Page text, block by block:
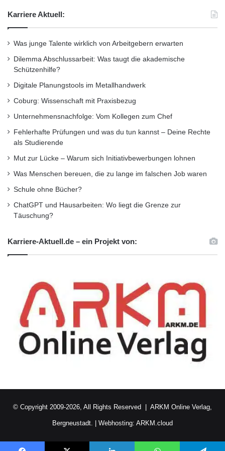
Deutschland. Doch ihr Ziel liegt in der Heimat.
„Ich will irgendwann einmal in Syrien eine
Firma gründen, die sich mit der
Wasserversorgung beschäftigt“, so die 26-
Jährige. Doch bis es soweit ist, will die
und Berufserfahrung bei einer deutschen
Firma sammeln. „Ich denke, dass mir der Preis
dabei helfen wird und bin sehr dankbar für die
Möglichkeiten, die ich an der Hochschule
Bremerhaven immer erhalten habe.“
ausländische Studierende die fachliche und
dem Studienaufenthalt hoch qualifizierter und
hoch motivierter Ausländer ergibt.
ARKM.marketing
Karriere Aktuell:
Was junge Talente wirklich von Arbeitgebern erwarten
Dilemma Abschlussarbeit: Was taugt die akademische
Schützenhilfe?
Digitale Planungstools im Metallhandwerk
Coburg: Wissenschaft mit Praxisbezug
Unternehmensnachfolge: Vom Kollegen zum Chef
Fehlerhafte Prüfungen und was du tun kannst – Deine Rechte
als Studierende
Mut zur Lücke – Warum sich Initiativbewerbungen lohnen
Was Menschen bereuen, die zu lange im falschen Job waren
Schule ohne Bücher?
ChatGPT und Hausarbeiten: Wo liegt die Grenze zur
Täuschung?
Karriere-Aktuell.de – ein Projekt von:
© Copyright 2009-2026, All Rights Reserved | ARKM Online Verlag,
Bergneustadt. Webhosting: ARKM.cloud